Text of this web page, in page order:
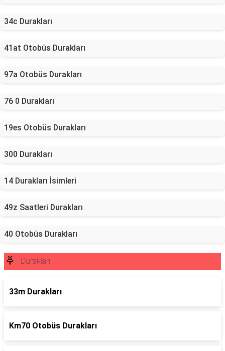
34c Durakları
41at Otobüs Durakları
97a Otobüs Durakları
76 0 Durakları
19es Otobüs Durakları
300 Durakları
14 Durakları İsimleri
49z Saatleri Durakları
40 Otobüs Durakları
Durakları
33m Durakları
Km70 Otobüs Durakları